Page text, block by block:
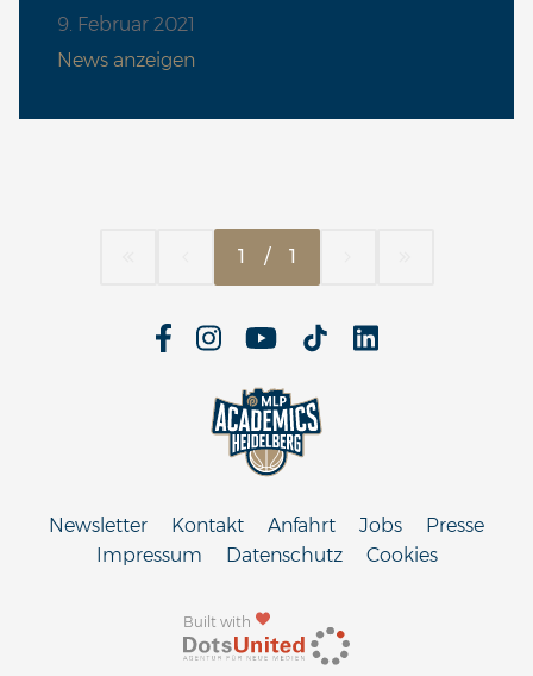
9. Februar 2021
News anzeigen
1 / 1
Built with
Newsletter Kontakt Anfahrt Jobs
Presse
Impressum
Datenschutz Cookies